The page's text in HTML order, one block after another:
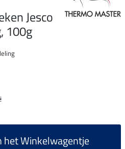
Jesco
100g
het Winkelwagentje